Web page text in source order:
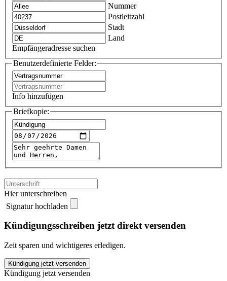
Nummer
Postleitzahl
Stadt
Land
Empfängeradresse suchen
Benutzerdefinierte Felder:
Info hinzufügen
Briefkopie:
Hier unterschreiben
Signatur hochladen
Kündigungsschreiben jetzt direkt versenden
Zeit sparen und wichtigeres erledigen.
Fortunkonzept
kündigen
Kündigung jetzt versenden
Kündigung jetzt versenden